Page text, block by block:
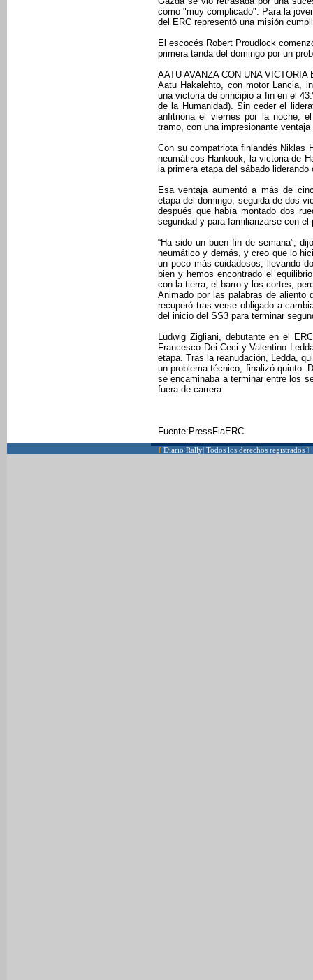
como "muy complicado". Para la
del ERC representó una misión
El escocés Robert Proudlock
primera tanda del domingo por un
AATU AVANZA CON UNA
Aatu Hakalehto, con motor Lancia,
una victoria de principio a fin en el
de la Humanidad). Sin ceder el
anfitriona el viernes por la noche,
tramo, con una impresionante
Con su compatriota finlandés Niklas
neumáticos Hankook, la victoria de
la primera etapa del sábado
Esa ventaja aumentó a más de
etapa del domingo, seguida de dos
después que había montado dos
seguridad y para familiarizarse con el
“Ha sido un buen fin de semana”,
neumático y demás, y creo que lo
un poco más cuidadosos, llevando
bien y hemos encontrado el
con la tierra, el barro y los cortes,
Animado por las palabras de aliento
recuperó tras verse obligado a
del inicio del SS3 para terminar
Ludwig Zigliani, debutante en el
Francesco Dei Ceci y Valentino
etapa. Tras la reanudación, Ledda,
un problema técnico, finalizó quinto.
se encaminaba a terminar entre los
fuera de carrera.
Fuente:PressFiaERC
[ Diario Rally| Todos los derechos registrados ]